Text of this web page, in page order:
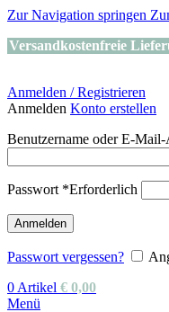
Zur Navigation springen
Versandkostenfreie
Anmelden / Registrieren
Anmelden Konto erstellen
Benutzername oder E-Mail-
Passwort *Erforderlich
Anmelden
Passwort vergessen?
0 Artikel € 0,00
Menü